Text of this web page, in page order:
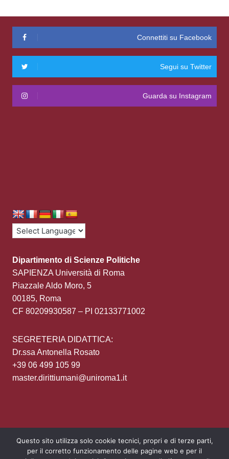
Connettiti su Facebook
Segui su Twitter
Guarda su Instagram
Dipartimento di Scienze Politiche
SAPIENZA Università di Roma
Piazzale Aldo Moro, 5
00185, Roma
CF 80209930587 – PI 02133771002
SEGRETERIA DIDATTICA:
Dr.ssa Antonella Rosato
+39 06 499 105 99
master.dirittiumani@uniroma1.it
Area Riservata Privacy policy Login
Questo sito utilizza solo cookie tecnici, propri e di terze parti,
per il corretto funzionamento delle pagine web e per il